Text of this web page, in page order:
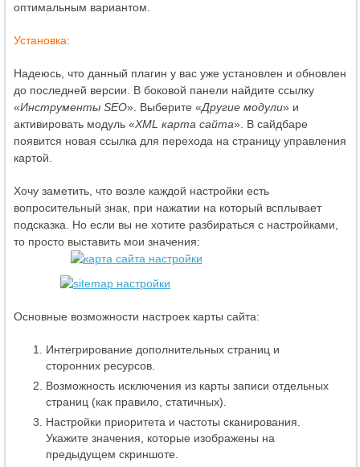
оптимальным вариантом.
Установка:
Надеюсь, что данный плагин у вас уже установлен и обновлен
до последней версии. В боковой панели найдите ссылку
«Инструменты SEO». Выберите «Другие модули» и
активировать модуль «XML карта сайта». В сайдбаре
появится новая ссылка для перехода на страницу управления
картой.
Хочу заметить, что возле каждой настройки есть
вопросительный знак, при нажатии на который всплывает
подсказка. Но если вы не хотите разбираться с настройками,
то просто выставить мои значения:
Основные возможности настроек карты сайта:
Интегрирование дополнительных страниц и
сторонних ресурсов.
Возможность исключения из карты записи отдельных
страниц (как правило, статичных).
Настройки приоритета и частоты сканирования.
Укажите значения, которые изображены на
предыдущем скриншоте.